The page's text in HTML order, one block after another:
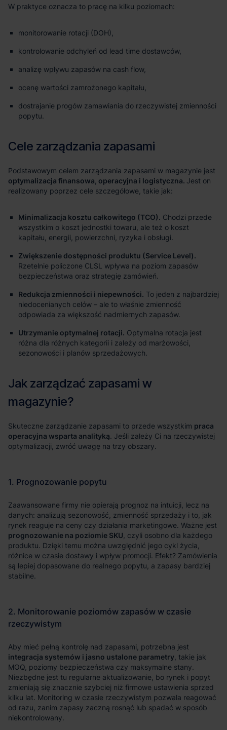
monitorowanie rotacji (DOH),
kontrolowanie odchyleń od lead time dostawców,
analizę wpływu zapasów na cash flow,
ocenę wartości zamrożonego kapitału,
dostrajanie progów zamawiania do rzeczywistej zmienności
popytu.
optymalizacja finansowa, operacyjna i logistyczna.
Minimalizacja kosztu całkowitego (TCO). Chodzi przede
wszystkim o koszt jednostki towaru, ale też o koszt
kapitału, energii, powierzchni, ryzyka i obsługi.
Zwiększenie dostępności produktu (Service Level).
Rzetelnie policzone CLSL wpływa na poziom zapasów
bezpieczeństwa oraz strategię zamówień.
Redukcja zmienności i niepewności. To jeden z najbardziej
niedocenianych celów – ale to właśnie zmienność
odpowiada za większość nadmiernych zapasów.
Utrzymanie optymalnej rotacji. Optymalna rotacja jest
różna dla różnych kategorii i zależy od marżowości,
sezonowości i planów sprzedażowych.
praca
operacyjna wsparta analityką
prognozowanie na poziomie SKU
integracja systemów i jasno ustalone parametry